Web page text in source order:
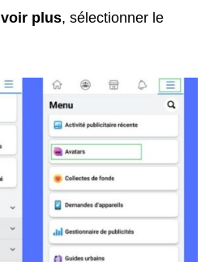
voir plus, sélectionner le